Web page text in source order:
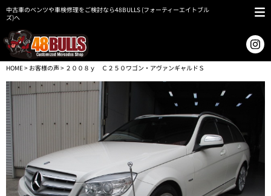
中古車のベンツや車検修理をご検討なら48BULLS (フォーティーエイトブル
ズ)へ
HOME> お客様の声> ２００８ｙ Ｃ２５０ワゴン・アヴァンギャルドＳ